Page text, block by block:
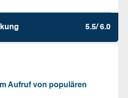
5.5/ 6.0
Aufruf von populären